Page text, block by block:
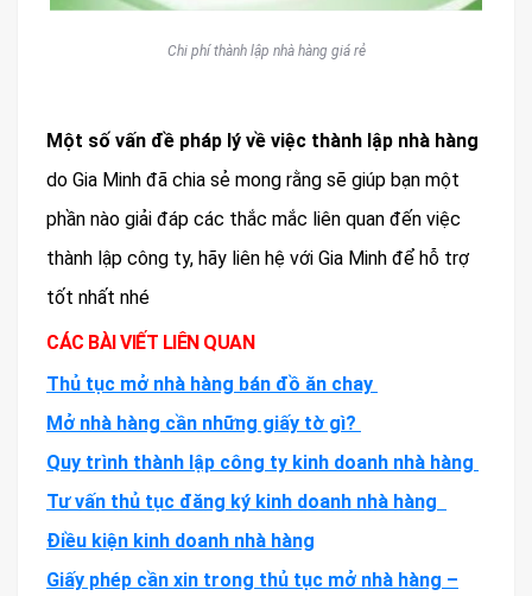
Chi phí thành lập nhà hàng giá rẻ
Một số vấn đề pháp lý về việc thành lập nhà hàng
do Gia Minh đã chia sẻ mong rằng sẽ giúp bạn một
phần nào giải đáp các thắc mắc liên quan đến việc
thành lập công ty, hãy liên hệ với Gia Minh để hỗ trợ
tốt nhất nhé
CÁC BÀI VIẾT LIÊN QUAN
Thủ tục mở nhà hàng bán đồ ăn chay
Mở nhà hàng cần những giấy tờ gì?
Quy trình thành lập công ty kinh doanh nhà hàng
Tư vấn thủ tục đăng ký kinh doanh nhà hàng
Điều kiện kinh doanh nhà hàng
Giấy phép cần xin trong thủ tục mở nhà hàng –